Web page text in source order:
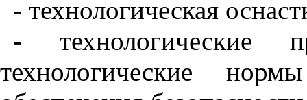
- технологическая
-технологические
технологические
нормы